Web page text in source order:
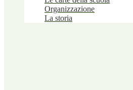
Organizzazione
La storia